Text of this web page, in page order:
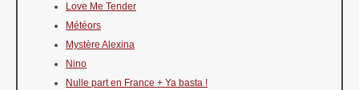
Love Me Tender
Météors
Mystère Alexina
Nino
Nulle part en France + Ya basta !